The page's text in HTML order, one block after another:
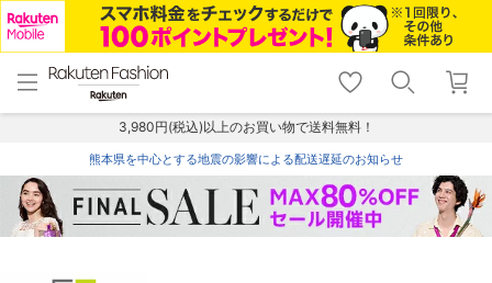
menu home
トップ
shopping_cart lock_outline
ログイン
3,980円(税込)以上のお買い物で送料無料！
熊本県を中心とする地震の影響による配送遅延のお知らせ